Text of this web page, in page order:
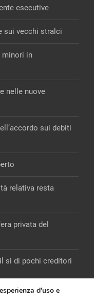
esecutive
sui vecchi stralci
minori in
nelle nuove
sui debiti
relativa resta
privata del
sì di pochi creditori
d'uso e